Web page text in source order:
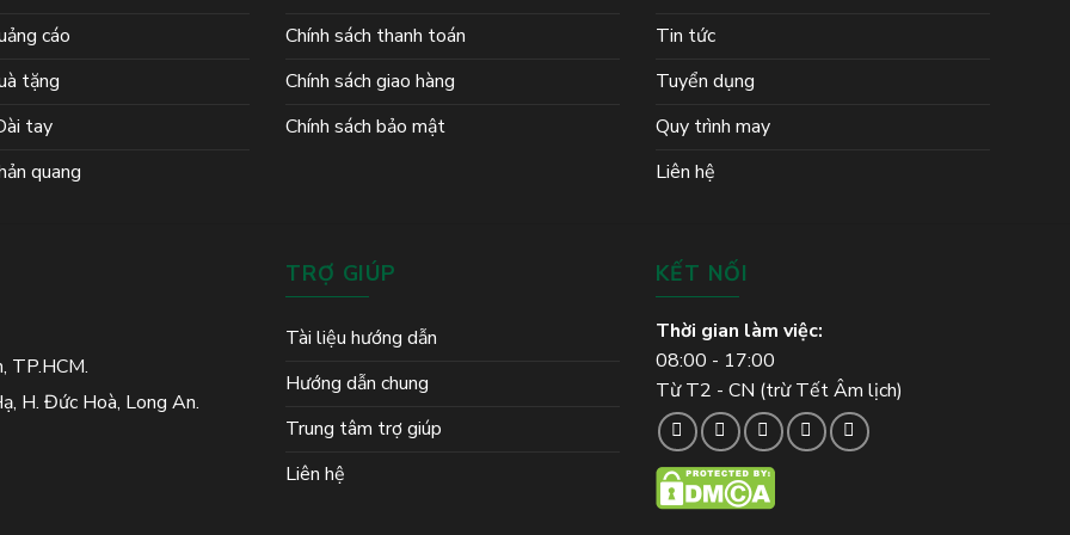
cáo
tặng
tay
quang
Chính sách thanh toán
Chính sách giao hàng
Chính sách bảo mật
Tin tức
Tuyển dụng
Quy trình may
Liên hệ
TP.HCM.
H. Đức Hoà, Long An.
TRỢ GIÚP
Tài liệu hướng dẫn
Hướng dẫn chung
Trung tâm trợ giúp
Liên hệ
KẾT NỐI
Thời gian làm việc:
08:00 - 17:00
Từ T2 - CN (trừ Tết Âm lịch)